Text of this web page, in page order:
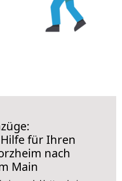
für Ihren
nach
Main